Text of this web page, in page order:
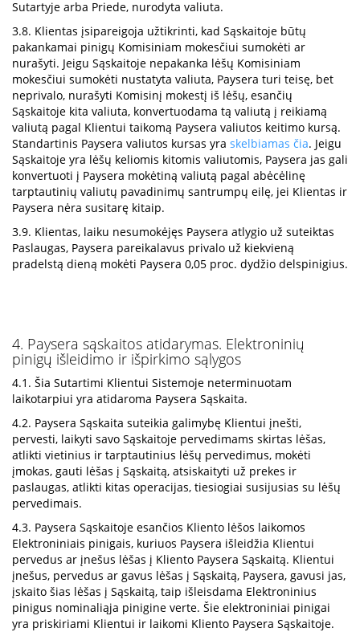
Sutartyje arba Priede, nurodyta valiuta.
3.8. Klientas įsipareigoja užtikrinti, kad Sąskaitoje būtų
pakankamai pinigų Komisiniam mokesčiui sumokėti ar
nurašyti. Jeigu Sąskaitoje nepakanka lėšų Komisiniam
mokesčiui sumokėti nustatyta valiuta, Paysera turi teisę, bet
neprivalo, nurašyti Komisinį mokestį iš lėšų, esančių
Sąskaitoje kita valiuta, konvertuodama tą valiutą į reikiamą
valiutą pagal Klientui taikomą Paysera valiutos keitimo kursą.
Standartinis Paysera valiutos kursas yra skelbiamas čia. Jeigu
Sąskaitoje yra lėšų keliomis kitomis valiutomis, Paysera jas gali
konvertuoti į Paysera mokėtiną valiutą pagal abėcėlinę
tarptautinių valiutų pavadinimų santrumpų eilę, jei Klientas ir
Paysera nėra susitarę kitaip.
3.9. Klientas, laiku nesumokėjęs Paysera atlygio už suteiktas
Paslaugas, Paysera pareikalavus privalo už kiekvieną
pradelstą dieną mokėti Paysera 0,05 proc. dydžio delspinigius.
4. Paysera sąskaitos atidarymas. Elektroninių
pinigų išleidimo ir išpirkimo sąlygos
4.1. Šia Sutartimi Klientui Sistemoje neterminuotam
laikotarpiui yra atidaroma Paysera Sąskaita.
4.2. Paysera Sąskaita suteikia galimybę Klientui įnešti,
pervesti, laikyti savo Sąskaitoje pervedimams skirtas lėšas,
atlikti vietinius ir tarptautinius lėšų pervedimus, mokėti
įmokas, gauti lėšas į Sąskaitą, atsiskaityti už prekes ir
paslaugas, atlikti kitas operacijas, tiesiogiai susijusias su lėšų
pervedimais.
4.3. Paysera Sąskaitoje esančios Kliento lėšos laikomos
Elektroniniais pinigais, kuriuos Paysera išleidžia Klientui
pervedus ar įnešus lėšas į Kliento Paysera Sąskaitą. Klientui
įnešus, pervedus ar gavus lėšas į Sąskaitą, Paysera, gavusi jas,
įskaito šias lėšas į Sąskaitą, taip išleisdama Elektroninius
pinigus nominaliąja pinigine verte. Šie elektroniniai pinigai
yra priskiriami Klientui ir laikomi Kliento Paysera Sąskaitoje.